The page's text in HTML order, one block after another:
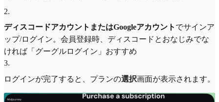
2.
ディスコードアカウントまたはGoogleアカウント でサインア
ップ/ログイン。会員登録時、ディスコードとおなじみでな
ければ「グーグルログイン」おすすめ
3.
ログインが完了すると、プランの選択画面が表示されます。